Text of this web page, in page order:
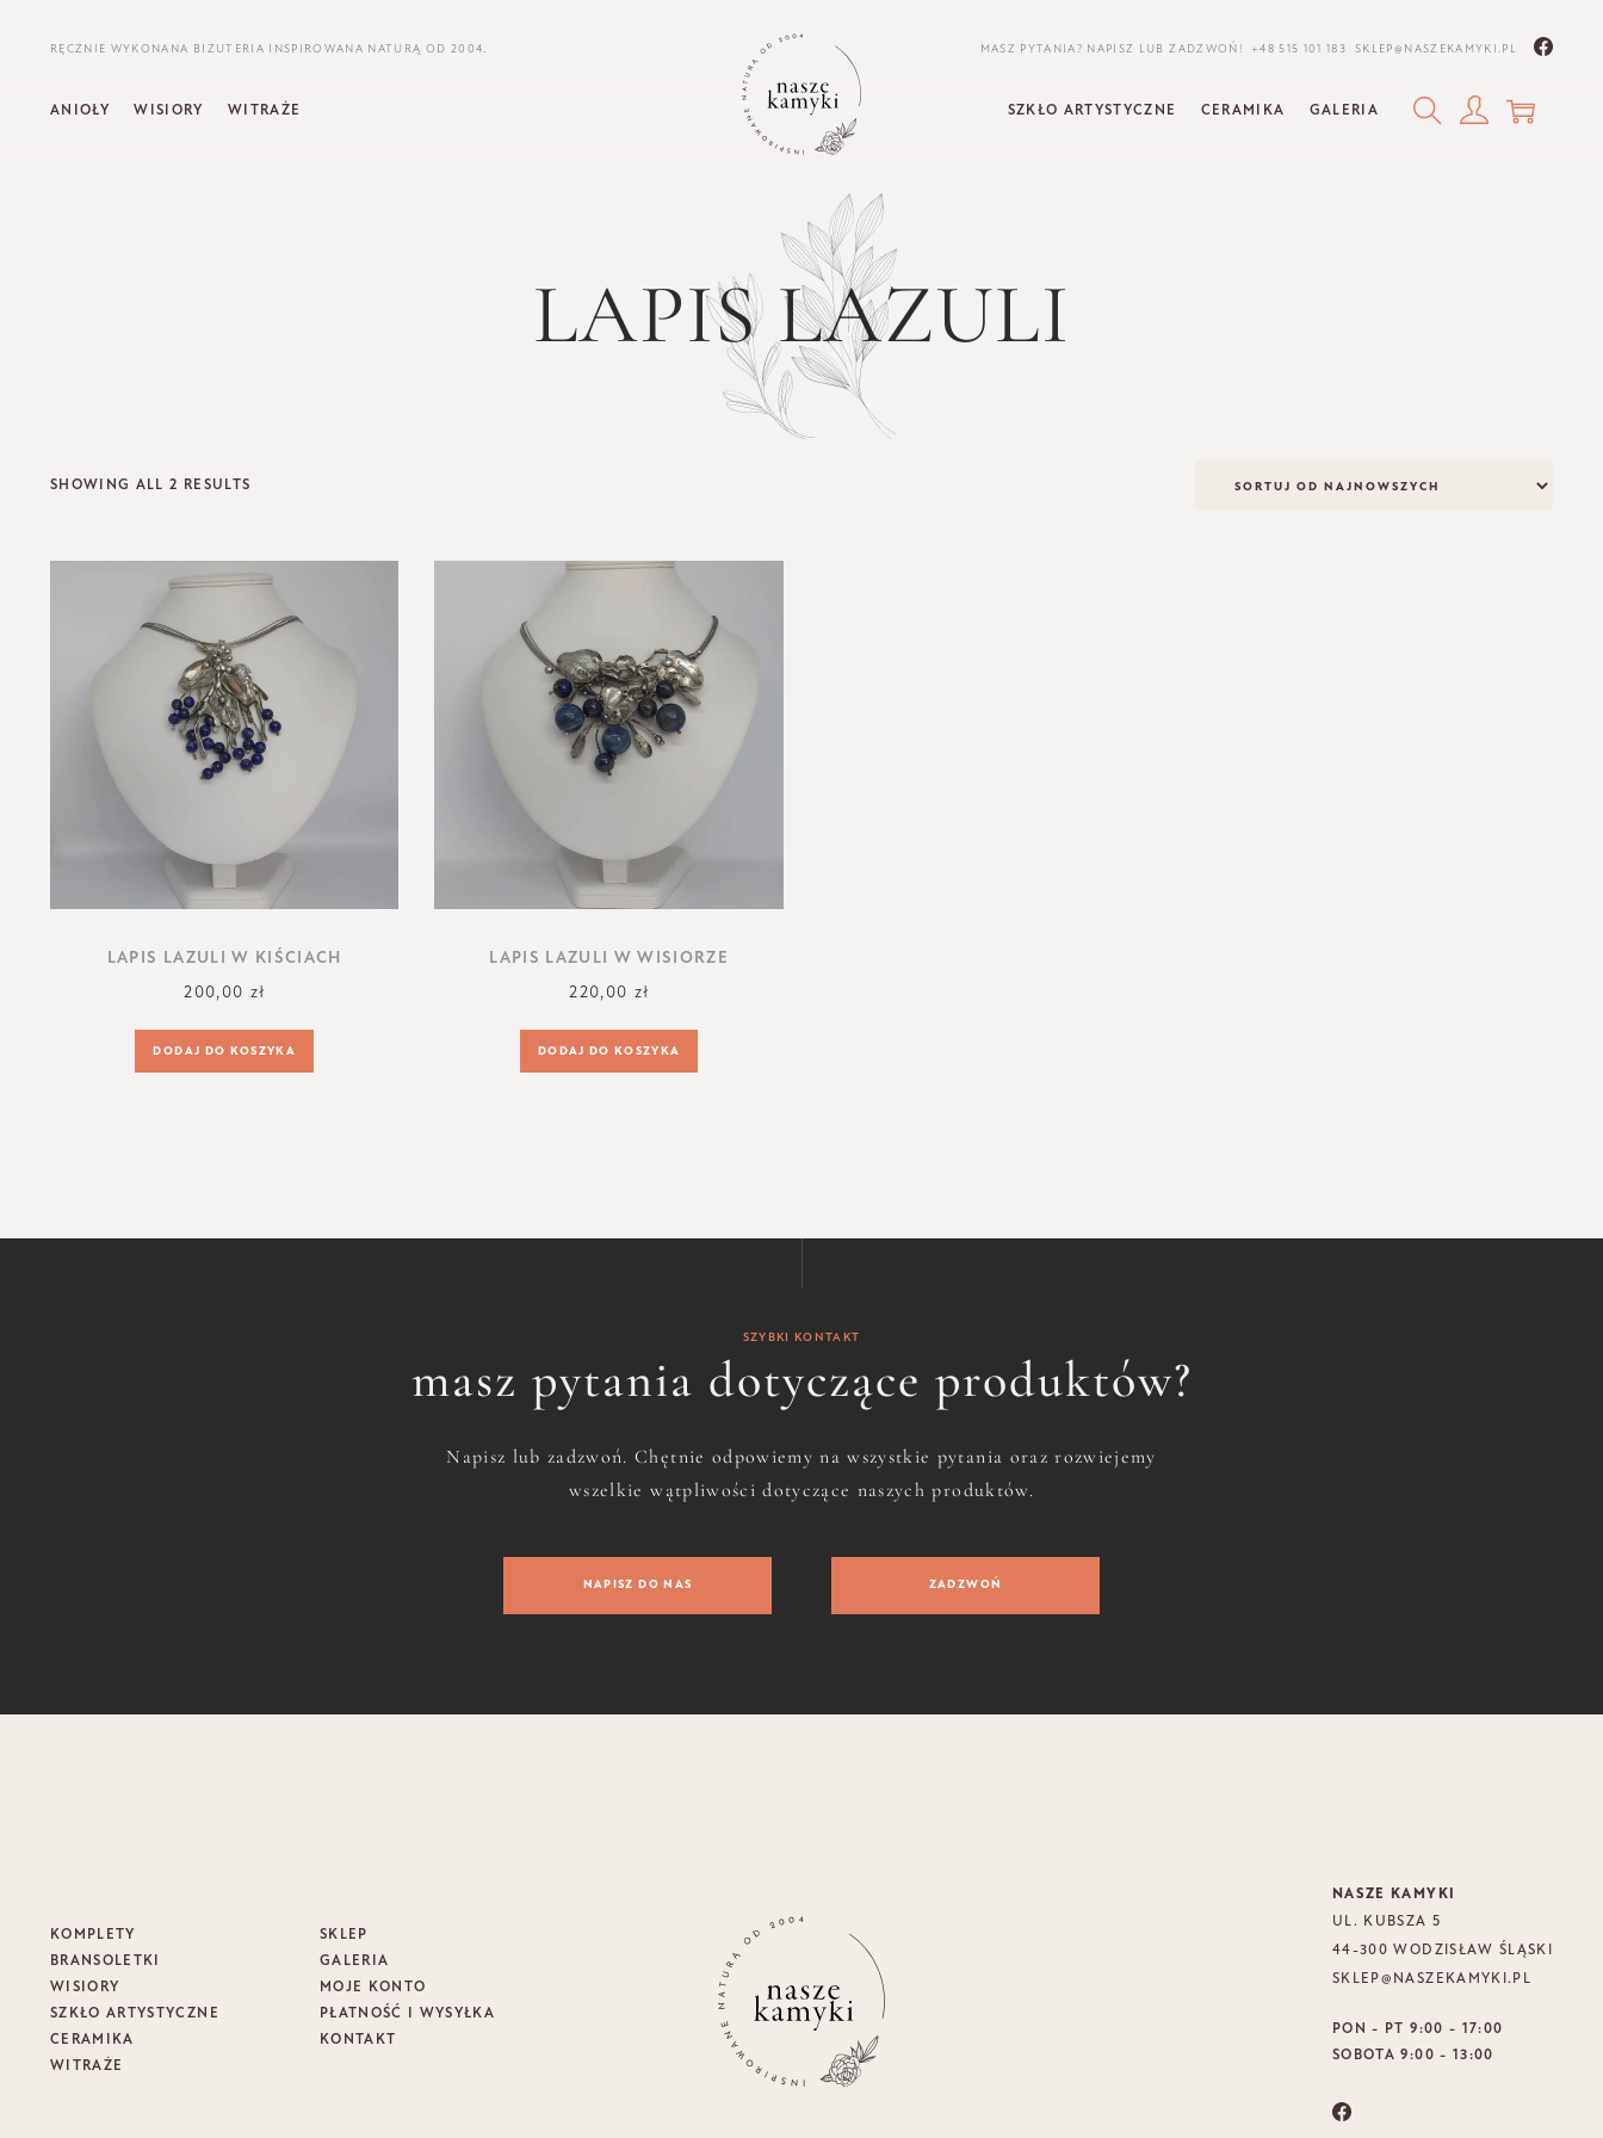
RĘCZNIE WYKONANA BIŻUTERIA INSPIROWANA NATURĄ OD 2004. MASZ PYTANIA? NAPISZ LUB ZADZWOŃ! +48 515 101 183 SKLEP@NASZEKAMYKI.PL
ANIOŁY WISIORY WITRAŻE SZKŁO ARTYSTYCZNE CERAMIKA GALERIA
LAPIS LAZULI
SHOWING ALL 2 RESULTS
LAPIS LAZULI W KIŚCIACH
200,00 zł
DODAJ DO KOSZYKA
LAPIS LAZULI W WISIORZE
220,00 zł
DODAJ DO KOSZYKA
SZYBKI KONTAKT
masz pytania dotyczące produktów?
Napisz lub zadzwoń. Chętnie odpowiemy na wszystkie pytania oraz rozwiejemy
wszelkie wątpliwości dotyczące naszych produktów.
NAPISZ DO NAS ZADZWOŃ
KOMPLETY
BRANSOLETKI
WISIORY
SZKŁO ARTYSTYCZNE
CERAMIKA
WITRAŻE
SKLEP
GALERIA
MOJE KONTO
PŁATNOŚĆ I WYSYŁKA
KONTAKT
NASZE KAMYKI
UL. KUBSZA 5
44-300 WODZISŁAW ŚLĄSKI
SKLEP@NASZEKAMYKI.PL
PON - PT 9:00 - 17:00
SOBOTA 9:00 - 13:00